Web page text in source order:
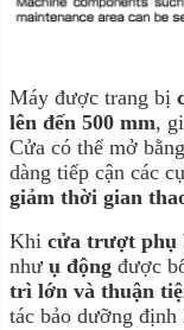
Máy được trang bị
lên đến 500 mm,
Cửa có thể mở bằng
dàng tiếp cận các
giảm thời gian
Khi cửa trượt phụ
như ụ động được
trì lớn và thuận
tác bảo dưỡng định